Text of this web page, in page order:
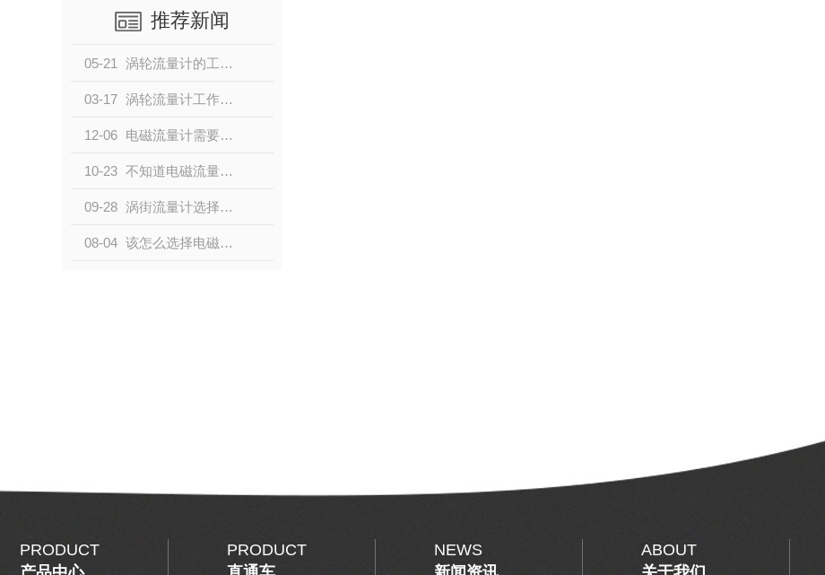
推荐新闻
05-21 涡轮流量计的工作原理与结构
03-17 涡轮流量计工作原理及结构
12-06 电磁流量计需要做哪些专项检测？小编带大家了解一下
10-23 不知道电磁流量器有哪些优缺点的请点击这里！
09-28 涡街流量计选择配件时的注意事项
08-04 该怎么选择电磁流量计？别担心，看这里
PRODUCT
PRODUCT
NEWS
ABOUT